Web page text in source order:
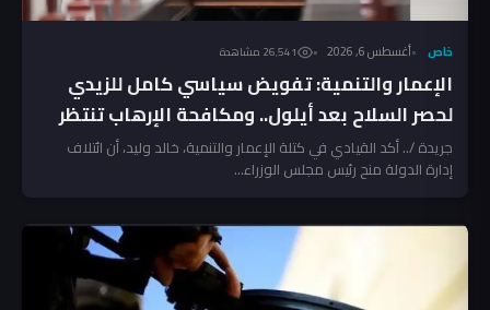
خاص أغسطس 6, 2026 26٬541 مشاهدة
الإعمار والتنمية: تفويض سياسي كامل للزيدي
لحصر السلاح بعد أيلول.. ومكافحة الإرهاب تنتظر
المخالفين!
جريدة /.. أكد القيادي في كتلة الإعمار والتنمية، خالد وليد، أن ائتلاف
إدارة الدولة منح رئيس مجلس الوزراء...